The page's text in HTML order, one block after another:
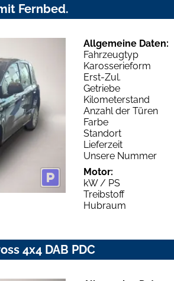
Fernbed.
Allgemeine Daten:
Fahrzeugtyp
Karosserieform
Erst-Zul.
Getriebe
Kilometerstand
Anzahl der Türen
Farbe
Standort
Lieferzeit
Unsere Nummer
Motor:
kW / PS
Treibstoff
Hubraum
4x4 DAB PDC